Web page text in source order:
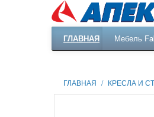
ГЛАВНАЯ Мебель
ГЛАВНАЯ / КРЕСЛА И